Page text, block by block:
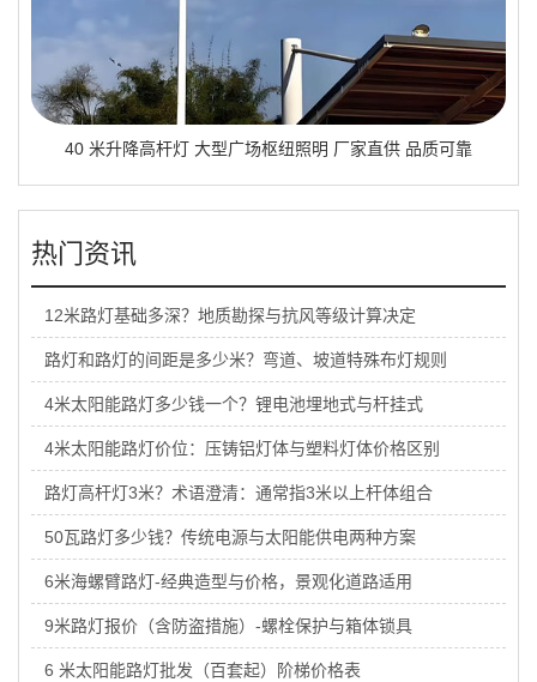
40 米升降高杆灯 大型广场枢纽照明 厂家直供 品质可靠
热门资讯
12米路灯基础多深？地质勘探与抗风等级计算决定
路灯和路灯的间距是多少米？弯道、坡道特殊布灯规则
4米太阳能路灯多少钱一个？锂电池埋地式与杆挂式
4米太阳能路灯价位：压铸铝灯体与塑料灯体价格区别
路灯高杆灯3米？术语澄清：通常指3米以上杆体组合
50瓦路灯多少钱？传统电源与太阳能供电两种方案
6米海螺臂路灯-经典造型与价格，景观化道路适用
9米路灯报价（含防盗措施）-螺栓保护与箱体锁具
6 米太阳能路灯批发（百套起）阶梯价格表